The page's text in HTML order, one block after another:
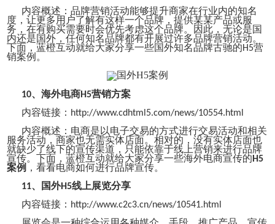
内容概述：品牌营销活动能够提升商家在行业内的知名
度，让更多用户了解有这样一个品牌，提供某某产品或服
务，在有购买需要时会优先考虑这个品牌。因此，无论是国
内还是国外，任何知名品牌都有开展过许多品牌营销活动。
下面，蓝橙互动就给大家分享一些国外知名品牌古驰的H5营
销案例。
10、海外电商H5营销方案
内容链接： http://www.cdhtml5.com/news/10554.html
内容概述： 电商是以电子交易的方式进行交易活动和相关
服务活动，商家也无需实体店面。相对的，没有实体店面也
就缺少了线下的宣传渠道，只能依靠于线上营销来进行品牌
宣传。下面，蓝橙互动就给大家分享一些海外电商宣传的H5
案例 ，看看电商如何进行品牌宣传。
11、 国外H5线上展览分享
内容链接： http://www.c2c3.cn/news/10541.html